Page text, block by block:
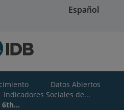
Español
Datos Abiertos
Indicadores Sociales de...
6th...